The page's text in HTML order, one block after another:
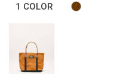
1 COLOR